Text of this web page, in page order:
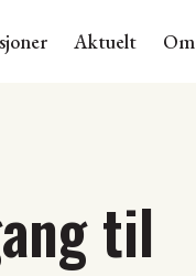
Aktuelt
til